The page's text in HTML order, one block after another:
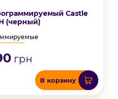
Castle
(черный)
грн
В корзину